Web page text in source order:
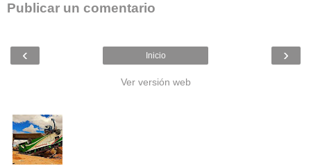
Publicar un comentario
‹ ›
Inicio
Ver versión web